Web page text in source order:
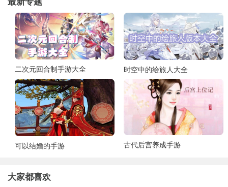
二次元回合制手游大全 时空中的绘旅人大全
可以结婚的手游 古代后宫养成手游
大家都喜欢